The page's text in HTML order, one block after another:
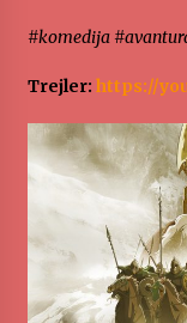
#komedija
Trejler: https://